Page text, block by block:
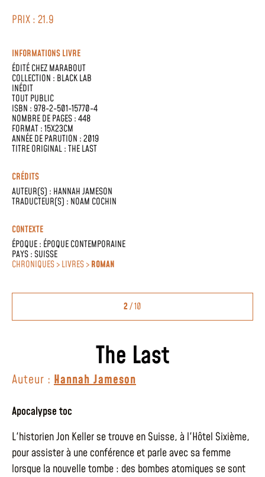
PRIX : 21.9
INFORMATIONS LIVRE
ÉDITÉ CHEZMARABOUT
COLLECTION : BLACK LAB
INÉDIT
TOUT PUBLIC
ISBN : 978-2-501-15770-4
NOMBRE DE PAGES : 448
FORMAT : 15X23CM
ANNÉE DE PARUTION : 2019
TITRE ORIGINAL : THE LAST
CRÉDITS
AUTEUR(S) : HANNAH JAMESON
TRADUCTEUR(S) : NOAM COCHIN
CONTEXTE
ÉPOQUE : ÉPOQUE CONTEMPORAINE
PAYS :SUISSE
CHRONIQUES > LIVRES >ROMAN
2/ 10
The Last
Auteur : Hannah Jameson
Apocalypse toc
L'historien Jon Keller se trouve en Suisse, à l'Hôtel Sixième,
pour assister à une conférence et parle avec sa femme
lorsque la nouvelle tombe : des bombes atomiques se sont